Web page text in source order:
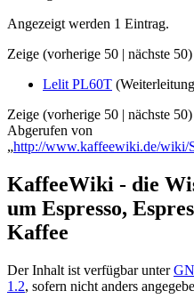
Angezeigt werden 1 Eintrag.
Zeige (vorherige 50 | nächste
Lelit PL60T
Zeige (vorherige 50 | nächste
Abgerufen von
„http://www.kaffeewiki.de/
KaffeeWiki - die
um Espresso,
Kaffee
Der Inhalt ist verfügbar unter
1.2, sofern nicht anders